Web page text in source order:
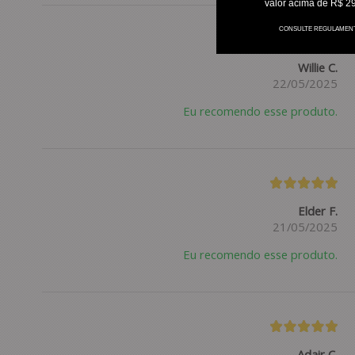
valor acima de R$
CONSULTE
Willie C.
22/05/2025
Eu recomendo esse produto.
Elder F.
21/05/2025
Eu recomendo esse produto.